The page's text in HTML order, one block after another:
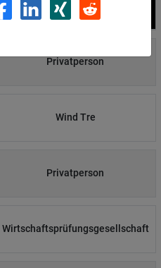
Empfänger
Privatperson
Wind Tre
Privatperson
Wirtschaftsprüfungsgesellschaft